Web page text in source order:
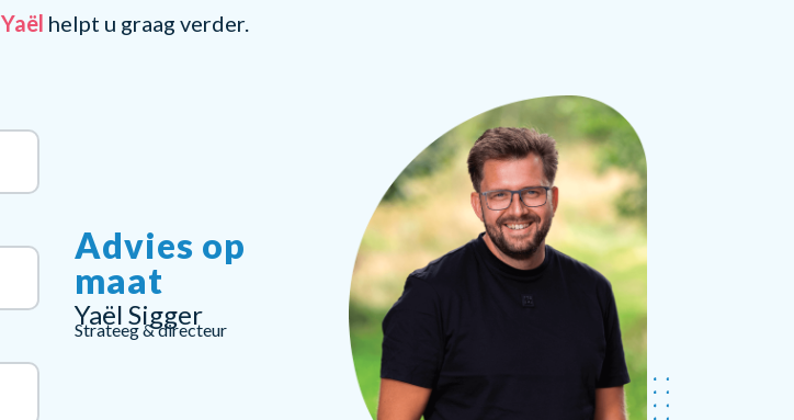
Yaël helpt u graag verder.
Advies op
maat
Yaël Sigger
Strateeg & directeur